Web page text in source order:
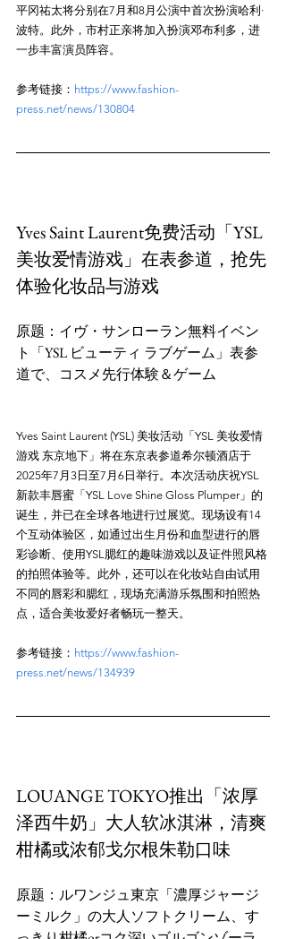
平冈祐太将分别在7月和8月公演中首次扮演哈利·
波特。此外，市村正亲将加入扮演邓布利多，进
参考链接： https://www.fashion-
press.net/news/130804
Yves Saint Laurent免费活动「YSL
美妆爱情游戏」在表参道，抢先
体验化妆品与游戏
原题：イヴ・サンローラン無料イベン
ト「YSL ビューティ ラブゲーム」表参
Yves Saint Laurent (YSL) 美妆活动「YSL 美妆爱情
游戏 东京地下」将在东京表参道希尔顿酒店于
2025年7月3日至7月6日举行。本次活动庆祝YSL
新款丰唇蜜「YSL Love Shine Gloss Plumper」的
诞生，并已在全球各地进行过展览。现场设有14
个互动体验区，如通过出生月份和血型进行的唇
彩诊断、使用YSL腮红的趣味游戏以及证件照风格
的拍照体验等。此外，还可以在化妆站自由试用
不同的唇彩和腮红，现场充满游乐氛围和拍照热
参考链接： https://www.fashion-
press.net/news/134939
LOUANGE TOKYO推出「浓厚
泽西牛奶」大人软冰淇淋，清爽
柑橘或浓郁戈尔根朱勒口味
原题：ルワンジュ東京「濃厚ジャージ
ーミルク」の大人ソフトクリーム、す